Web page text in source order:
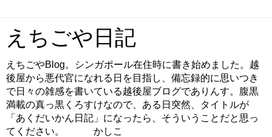
えちごや日記
えちごやBlog。シンガポール在住時に書き始めました。越
後屋から悪代官になれる日を目指し、備忘録的に思いつき
で日々の雑感を書いている越後屋ブログでありんす。腹黒
満載の真っ黒くろすけなので、ある日突然、タイトルが
「あくだいかん日記」になったら、そういうことだと思っ
てください。 かしこ